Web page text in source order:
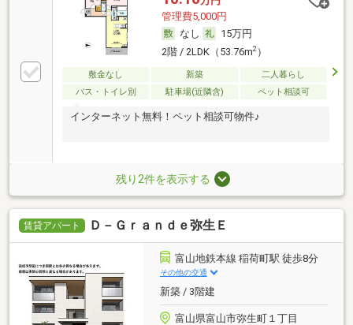
管理費5,000円
なし
15万円
2階 / 2LDK（53.76m2）
敷金なし 新築
二人暮らし
バス・トイレ別
駐車場(近隣含) ペット相談可
インターネット無料！ペット相談可物件♪
残り2件を表示する
賃貸アパート Ｄ－Ｇｒａｎｄｅ弥生Ｅ
富山地鉄本線 稲荷町駅 徒歩8分
その他の交通
新築 / 3階建
富山県富山市弥生町１丁目